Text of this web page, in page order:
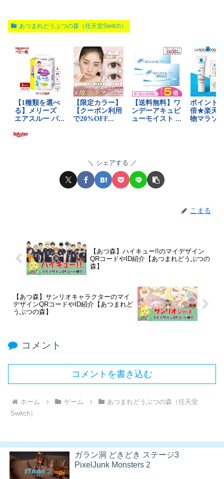
あつまれどうぶつの森（任天堂Switch）
シェアする
こまる
【あつ森】ハイキュー!!のマイデザイン
QRコードやID紹介【あつまれどうぶつの
森】
【あつ森】サンリオキャラクターのマイ
デザインQRコードやID紹介【あつまれど
うぶつの森】
コメント
コメントを書き込む
ホーム ゲーム
あつまれどうぶつの森（任天堂
Switch）
ガラン洞 どきどき ステージ3
PixelJunk Monsters 2